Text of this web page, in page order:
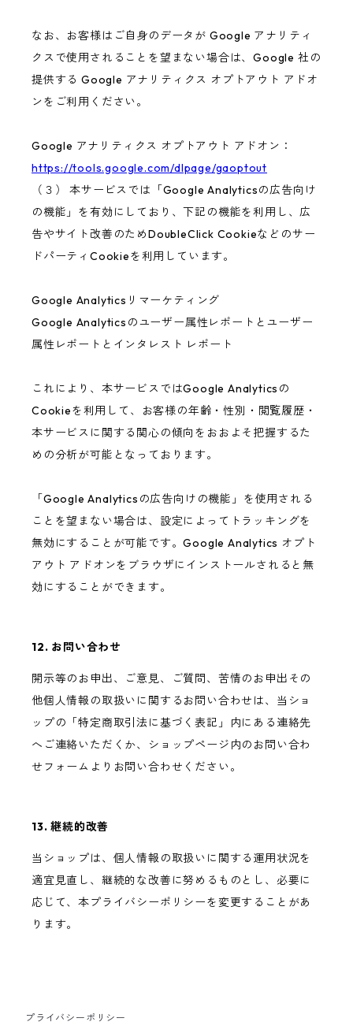
なお、お客様はご自身のデータが Google アナリティ
クスで使用されることを望まない場合は、Google 社の
提供する Google アナリティクス オプトアウト アドオ
ンをご利用ください。
Google アナリティクス オプトアウト アドオン：
https://tools.google.com/dlpage/gaoptout
（３） 本サービスでは「Google Analyticsの広告向け
の機能」を有効にしており、下記の機能を利用し、広
告やサイト改善のためDoubleClick Cookieなどのサー
ドパーティCookieを利用しています。
Google Analyticsリマーケティング
Google Analyticsのユーザー属性レポートとユーザー
属性レポートとインタレスト レポート
これにより、本サービスではGoogle Analyticsの
Cookieを利用して、お客様の年齢・性別・閲覧履歴・
本サービスに関する関心の傾向をおおよそ把握するた
めの分析が可能となっております。
「Google Analyticsの広告向けの機能」を使用される
ことを望まない場合は、設定によってトラッキングを
無効にすることが可能です。Google Analytics オプト
アウト アドオンをブラウザにインストールされると無
効にすることができます。
12. お問い合わせ
開示等のお申出、ご意見、ご質問、苦情のお申出その
他個人情報の取扱いに関するお問い合わせは、当ショ
ップの「特定商取引法に基づく表記」内にある連絡先
へご連絡いただくか、ショップページ内のお問い合わ
せフォームよりお問い合わせください。
13. 継続的改善
当ショップは、個人情報の取扱いに関する運用状況を
適宜見直し、継続的な改善に努めるものとし、必要に
応じて、本プライバシーポリシーを変更することがあ
ります。
プライバシーポリシー